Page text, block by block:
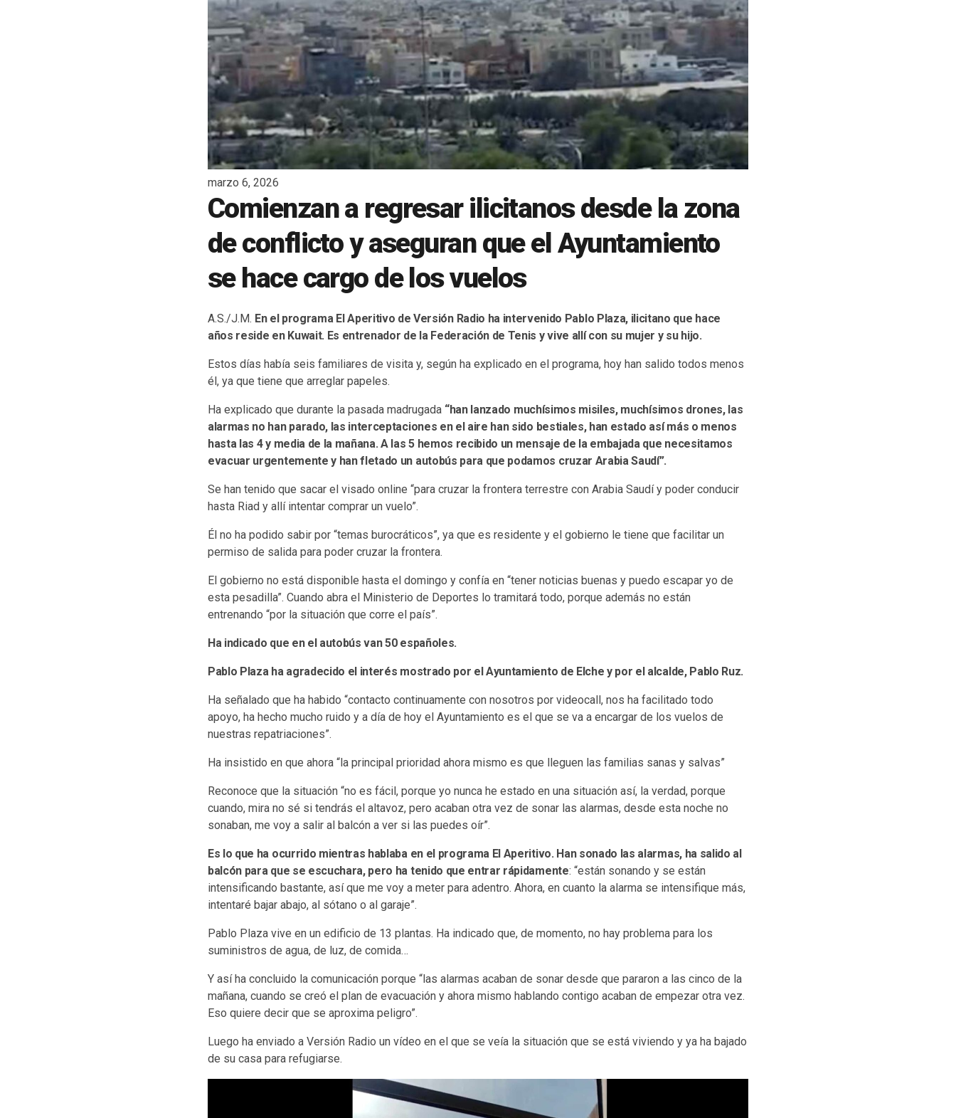
marzo 6, 2026
Comienzan a regresar ilicitanos desde la zona
de conflicto y aseguran que el Ayuntamiento
se hace cargo de los vuelos
A.S./J.M. En el programa El Aperitivo de Versión Radio ha intervenido Pablo Plaza, ilicitano que hace
años reside en Kuwait. Es entrenador de la Federación de Tenis y vive allí con su mujer y su hijo.
Estos días había seis familiares de visita y, según ha explicado en el programa, hoy han salido todos menos
él, ya que tiene que arreglar papeles.
Ha explicado que durante la pasada madrugada “han lanzado muchísimos misiles, muchísimos drones, las
alarmas no han parado, las interceptaciones en el aire han sido bestiales, han estado así más o menos
hasta las 4 y media de la mañana. A las 5 hemos recibido un mensaje de la embajada que necesitamos
evacuar urgentemente y han fletado un autobús para que podamos cruzar Arabia Saudí”.
Se han tenido que sacar el visado online “para cruzar la frontera terrestre con Arabia Saudí y poder conducir
hasta Riad y allí intentar comprar un vuelo”.
Él no ha podido sabir por “temas burocráticos”, ya que es residente y el gobierno le tiene que facilitar un
permiso de salida para poder cruzar la frontera.
El gobierno no está disponible hasta el domingo y confía en “tener noticias buenas y puedo escapar yo de
esta pesadilla”. Cuando abra el Ministerio de Deportes lo tramitará todo, porque además no están
entrenando “por la situación que corre el país”.
Ha indicado que en el autobús van 50 españoles.
Pablo Plaza ha agradecido el interés mostrado por el Ayuntamiento de Elche y por el alcalde, Pablo Ruz.
Ha señalado que ha habido “contacto continuamente con nosotros por videocall, nos ha facilitado todo
apoyo, ha hecho mucho ruido y a día de hoy el Ayuntamiento es el que se va a encargar de los vuelos de
nuestras repatriaciones”.
Ha insistido en que ahora “la principal prioridad ahora mismo es que lleguen las familias sanas y salvas”
Reconoce que la situación “no es fácil, porque yo nunca he estado en una situación así, la verdad, porque
cuando, mira no sé si tendrás el altavoz, pero acaban otra vez de sonar las alarmas, desde esta noche no
sonaban, me voy a salir al balcón a ver si las puedes oír”.
Es lo que ha ocurrido mientras hablaba en el programa El Aperitivo. Han sonado las alarmas, ha salido al
balcón para que se escuchara, pero ha tenido que entrar rápidamente: “están sonando y se están
intensificando bastante, así que me voy a meter para adentro. Ahora, en cuanto la alarma se intensifique más,
intentaré bajar abajo, al sótano o al garaje”.
Pablo Plaza vive en un edificio de 13 plantas. Ha indicado que, de momento, no hay problema para los
suministros de agua, de luz, de comida…
Y así ha concluido la comunicación porque “las alarmas acaban de sonar desde que pararon a las cinco de la
mañana, cuando se creó el plan de evacuación y ahora mismo hablando contigo acaban de empezar otra vez.
Eso quiere decir que se aproxima peligro”.
Luego ha enviado a Versión Radio un vídeo en el que se veía la situación que se está viviendo y ya ha bajado
de su casa para refugiarse.